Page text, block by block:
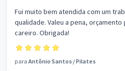
Fui muito bem atendida com um
qualidade. Valeu a pena, orçamento
careiro. Obrigada!
para Antônio Santos /Pilates